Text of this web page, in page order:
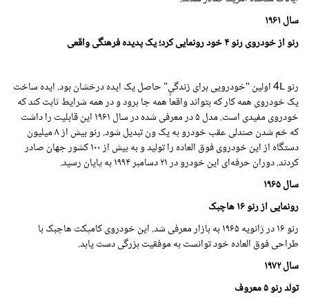
سال۱۹۶۱
رنو از خودرویرنو ۴ خود رونمایی کرد؛ یک پدیده فرهنگی واقعی
رنو 4L اولین "خودرویی برای زندگی" حاصل یک ایده درخشان بود. ایده ساخت
یک خودروی همه کار که بتواند واقعاً همه جا برود و در همه شرایط ثابت کند که
خودروی مفیدی است. مدل ۵ در معرفی شده در سال
۱۹۶۱این قابلیت را داشت
که خم شدن صندلی عقب خودرو به یک ون تبدیل شود. رنو بیش از ۸ میلیون
دستگاه از این خودروی فوق العاده را تولید و به بیش از ۱۰۰ کشور جهان صادر
کردند. دوران حرفه‌ای این خودرو در ۲۱ دسامبر
۱۹۹۴به پایان رسید.
سال۱۹۶۵
رونمایی از رنو ۱۶ هاچبک
رنو ۱۶ در ژانویه
۱۹۶۵به بازار معرفی شد. این خودروی کامپکت هاچبک با
طراحی فوق العاده خود توانست به موفقیت بزرگی دست یابد.
سال۱۹۷۲
تولد رنو ۵ معروف